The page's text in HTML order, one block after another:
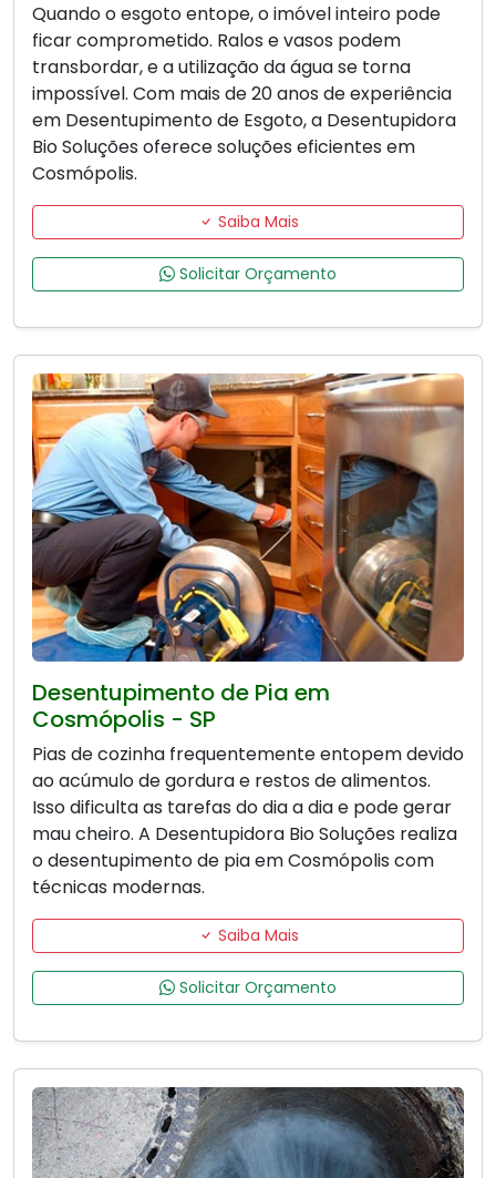
Quando o esgoto entope, o imóvel inteiro pode
ficar comprometido. Ralos e vasos podem
transbordar, e a utilização da água se torna
impossível. Com mais de 20 anos de experiência
em Desentupimento de Esgoto, a Desentupidora
Bio Soluções oferece soluções eficientes em
Cosmópolis.
Saiba Mais
Solicitar Orçamento
Desentupimento de Pia em
Cosmópolis - SP
Pias de cozinha frequentemente entopem devido
ao acúmulo de gordura e restos de alimentos.
Isso dificulta as tarefas do dia a dia e pode gerar
mau cheiro. A Desentupidora Bio Soluções realiza
o desentupimento de pia em Cosmópolis com
técnicas modernas.
Saiba Mais
Solicitar Orçamento